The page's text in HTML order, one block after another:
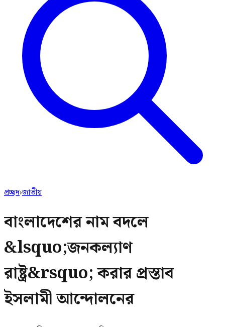
প্রচ্ছদ›জাতীয়
বাংলাদেশের নাম বদলে
&lsquo;জনকল্যাণ
রাষ্ট্র&rsquo; করার প্রস্তাব
ইসলামী আন্দোলনের